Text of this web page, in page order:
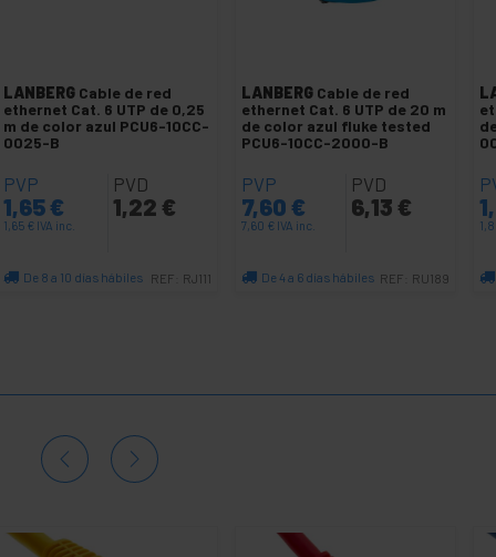
LANBERG Cable de red
ethernet Cat. 6 UTP de 0,25
m de color azul PCU6-10CC-
0025-B
PVP
1,65€
1,65 € IVA inc.
PVD
1,22 €
De 8 a 10 días hábiles REF: RJ111
LANBERG Cable de red
ethernet Cat. 6 UTP de 20 m
de color azul fluke tested
PCU6-10CC-2000-B
PVP
7,60 €
7,60 € IVA inc.
PVD
6,13 €
De 4 a 6 días hábiles REF: RU189